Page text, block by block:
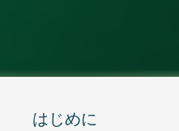
はじめに